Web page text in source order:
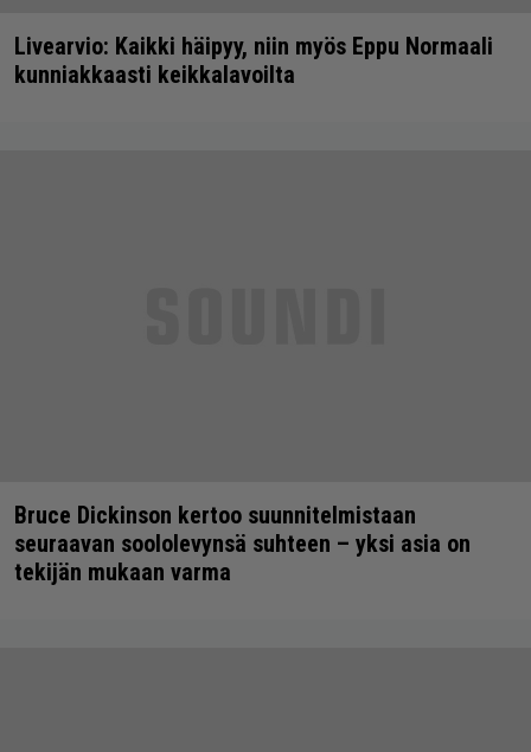
Livearvio: Kaikki häipyy, niin myös Eppu Normaali
kunniakkaasti keikkalavoilta
Bruce Dickinson kertoo suunnitelmistaan
seuraavan soololevynsä suhteen – yksi asia on
tekijän mukaan varma